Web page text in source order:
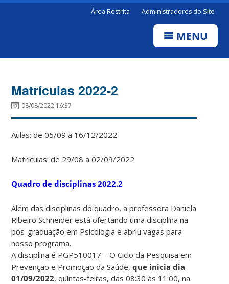
Área Restrita Administradores do Site
MENU
Matrículas 2022-2
08/08/2022 16:37
Aulas: de 05/09 a 16/12/2022
Matrículas: de 29/08 a 02/09/2022
Quadro de disciplinas 2022.2
Além das disciplinas do quadro, a professora Daniela
Ribeiro Schneider está ofertando uma disciplina na
pós-graduação em Psicologia e abriu vagas para
nosso programa.
A disciplina é PGP510017 – O Ciclo da Pesquisa em
Prevenção e Promoção da Saúde,que inicia dia
01/09/2022, quintas-feiras, das 08:30 às 11:00, na